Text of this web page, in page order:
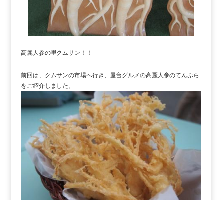
高麗人参の里クムサン！！
前回は、クムサンの市場へ行き、屋台グルメの高麗人参のてんぷら
をご紹介しました。